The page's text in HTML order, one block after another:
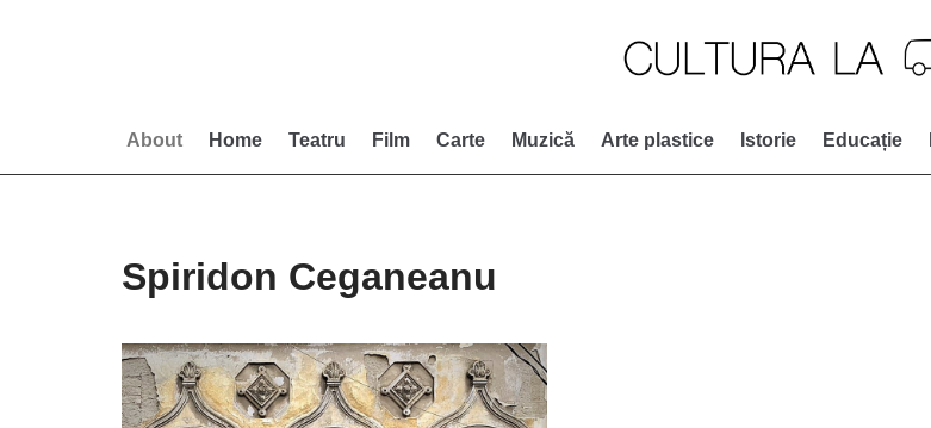
About Home Teatru Film Carte Muzică Arte plastice Istorie Educație
Spiridon Ceganeanu